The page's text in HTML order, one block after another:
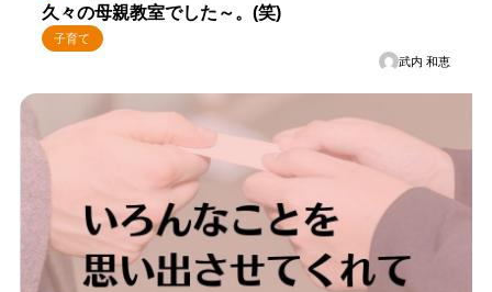
久々の母親教室でした～。(笑)
子育て
武内 和恵